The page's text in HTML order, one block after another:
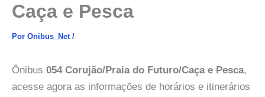
Caça e Pesca
Por Onibus_Net /
Ônibus 054 Corujão/Praia do Futuro/Caça e Pesca,
acesse agora as informações de horários e itinerários